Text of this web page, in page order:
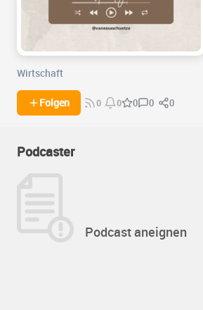
Wirtschaft
Folgen 0 0 0 0 0
Podcaster
Podcast aneignen